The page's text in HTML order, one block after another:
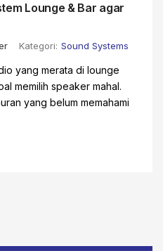
Lounge & Bar agar
Kategori: Sound Systems
yang merata di lounge
memilih speaker mahal.
yang belum memahami